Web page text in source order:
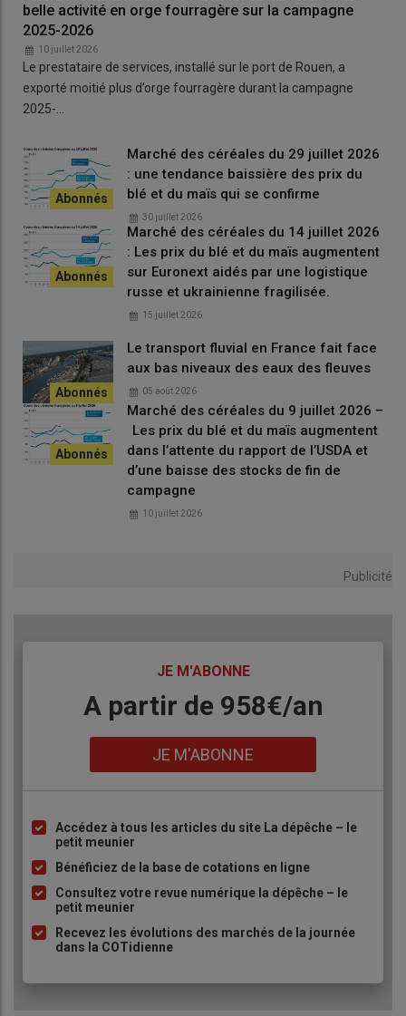
belle activité en orge fourragère sur la campagne
2025-2026
10 juillet 2026
Le prestataire de services, installé sur le port de Rouen, a
exporté moitié plus d’orge fourragère durant la campagne
2025-…
Marché des céréales du 29 juillet 2026
: une tendance baissière des prix du
blé et du maïs qui se confirme
30 juillet 2026
Marché des céréales du 14 juillet 2026
: Les prix du blé et du maïs augmentent
sur Euronext aidés par une logistique
russe et ukrainienne fragilisée.
15 juillet 2026
Le transport fluvial en France fait face
aux bas niveaux des eaux des fleuves
05 août 2026
Marché des céréales du 9 juillet 2026 –
Les prix du blé et du maïs augmentent
dans l’attente du rapport de l’USDA et
d’une baisse des stocks de fin de
campagne
10 juillet 2026
Publicité
JE M'ABONNE
BodyA partir de 958€/an
JE M'ABONNE
Liste
puce
Accédez à tous les articles du site La dépêche – le
petit meunier
Bénéficiez de la base de cotations en ligne
Consultez votre revue numérique la dépêche – le
petit meunier
Recevez les évolutions des marchés de la journée
dans la COTidienne